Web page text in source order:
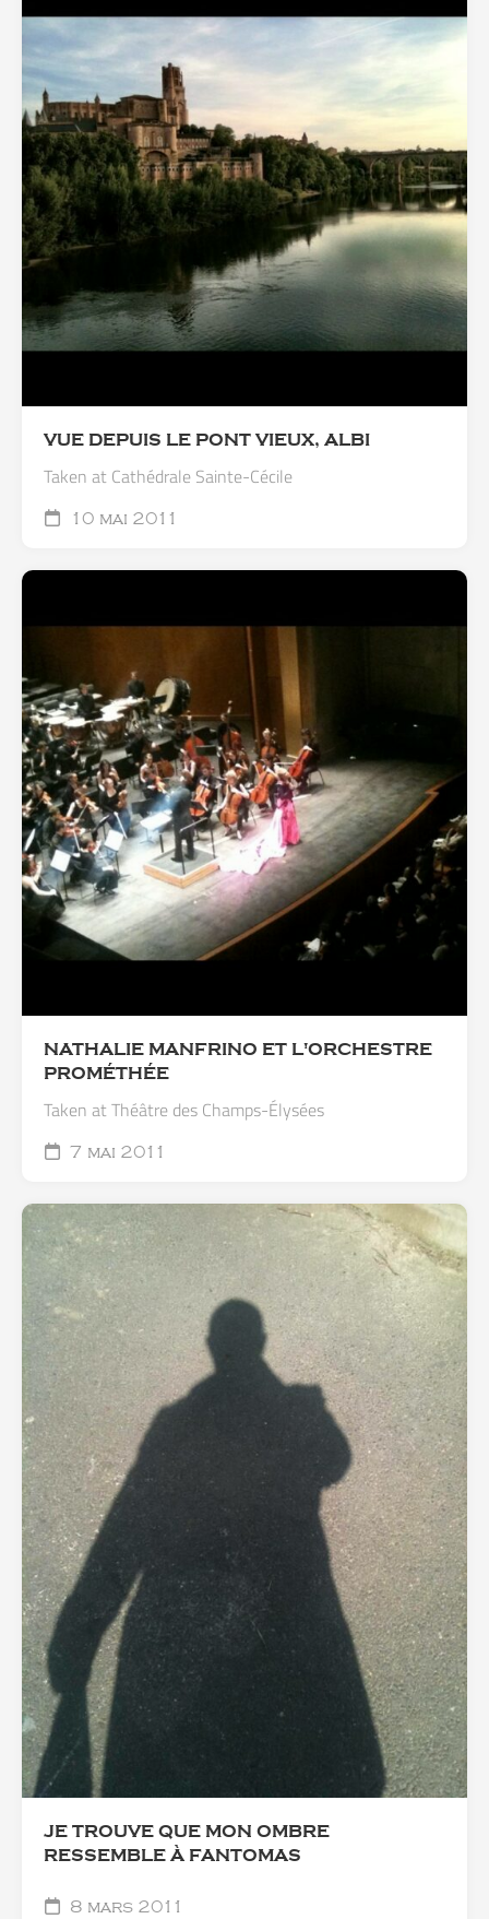
VUE DEPUIS LE PONT VIEUX, ALBI
Taken at Cathédrale Sainte-Cécile
10 mai 2011
NATHALIE MANFRINO ET L'ORCHESTRE
PROMÉTHÉE
Taken at Théâtre des Champs-Élysées
7 mai 2011
JE TROUVE QUE MON OMBRE
RESSEMBLE À FANTOMAS
8 mars 2011